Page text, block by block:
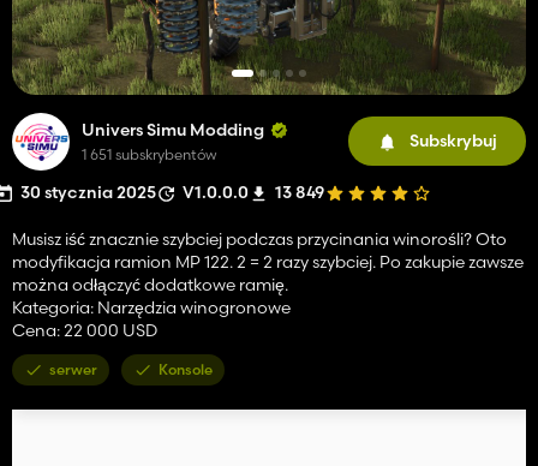
Univers Simu Modding
1 651 subskrybentów
Subskrybuj
30 stycznia 2025 V1.0.0.0 13 849
Musisz iść znacznie szybciej podczas przycinania winorośli? Oto
modyfikacja ramion MP 122. 2 = 2 razy szybciej. Po zakupie zawsze
można odłączyć dodatkowe ramię.
Kategoria: Narzędzia winogronowe
Cena: 22 000 USD
serwer Konsole